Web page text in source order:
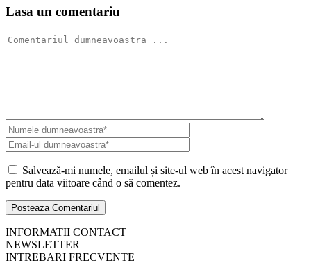
Lasa un comentariu
Salvează-mi numele, emailul și site-ul web în acest navigator
pentru data viitoare când o să comentez.
INFORMATII CONTACT
NEWSLETTER
INTREBARI FRECVENTE